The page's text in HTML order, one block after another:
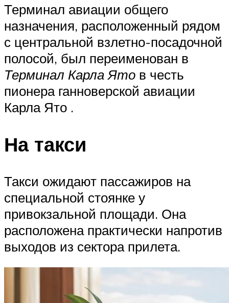
Терминал авиации общего
назначения, расположенный рядом
с центральной взлетно-посадочной
полосой, был переименован в
Терминал Карла Ято в честь
пионера ганноверской авиации
Карла Ято .
На такси
Такси ожидают пассажиров на
специальной стоянке у
привокзальной площади. Она
расположена практически напротив
выходов из сектора прилета.